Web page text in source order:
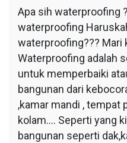
Apa sih waterproofing
waterproofing
waterproofing??? Mari
Waterproofing adalah
untuk memperbaiki
bangunan dari
,kamar mandi , tempat
kolam…. Seperti yang
bangunan seperti